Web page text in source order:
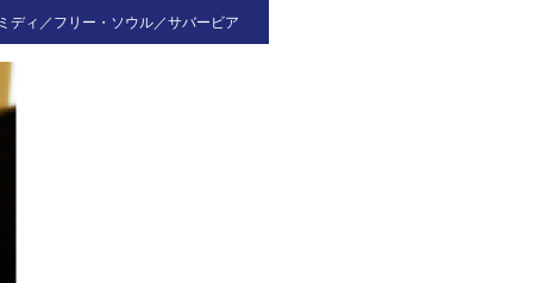
ディ／フリー・ソウル／サバービア